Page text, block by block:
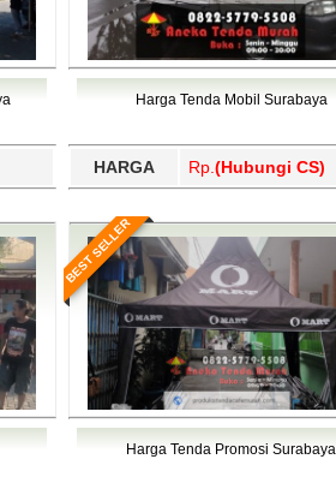
Harga Tenda Mobil Surabaya
HARGA Rp. (Hubungi CS)
BEST SELLER
Harga Tenda Promosi Surabaya